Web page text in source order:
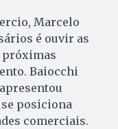
Marcelo
é ouvir as
próximas
Baiocchi
se posiciona
comerciais.